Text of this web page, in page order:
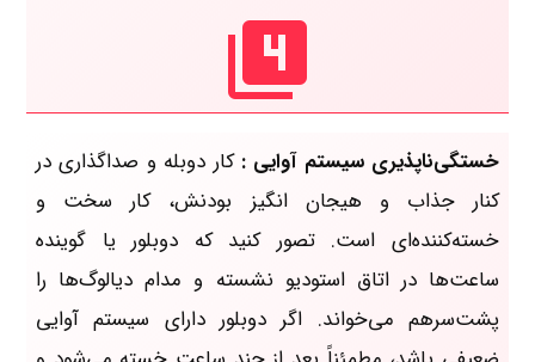
خستگی‌ناپذیری سیستم آوایی : کار دوبله و صداگذاری در
کنار جذاب و هیجان انگیز بودنش، کار سخت و
خسته‌کننده‌ای است. تصور کنید که دوبلور یا گوینده
ساعت‌ها در اتاق استودیو نشسته و مدام دیالوگ‌ها را
پشت‌سر‌هم می‌خواند. اگر دوبلور دارای سیستم آوایی